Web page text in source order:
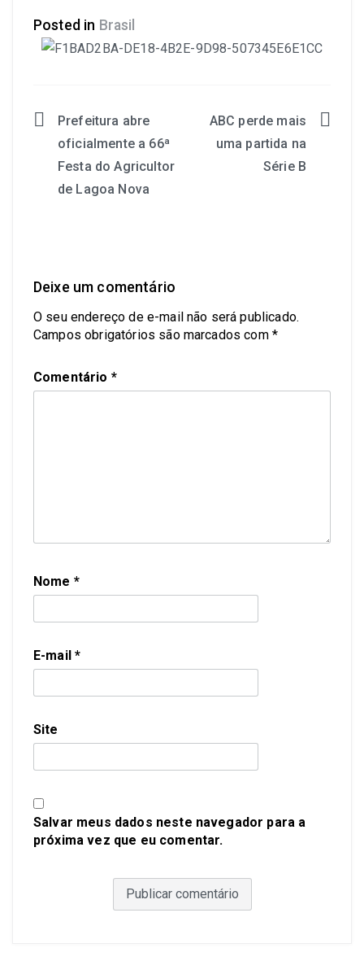
Posted in Brasil
Prefeitura abre
oficialmente a 66ª
Festa do Agricultor
de Lagoa Nova
ABC perde mais
uma partida na
Série B
Deixe um comentário
O seu endereço de e-mail não será publicado.
Campos obrigatórios são marcados com *
Comentário *
Nome *
E-mail*
Site
Salvar meus dados neste navegador para a
próxima vez que eu comentar.